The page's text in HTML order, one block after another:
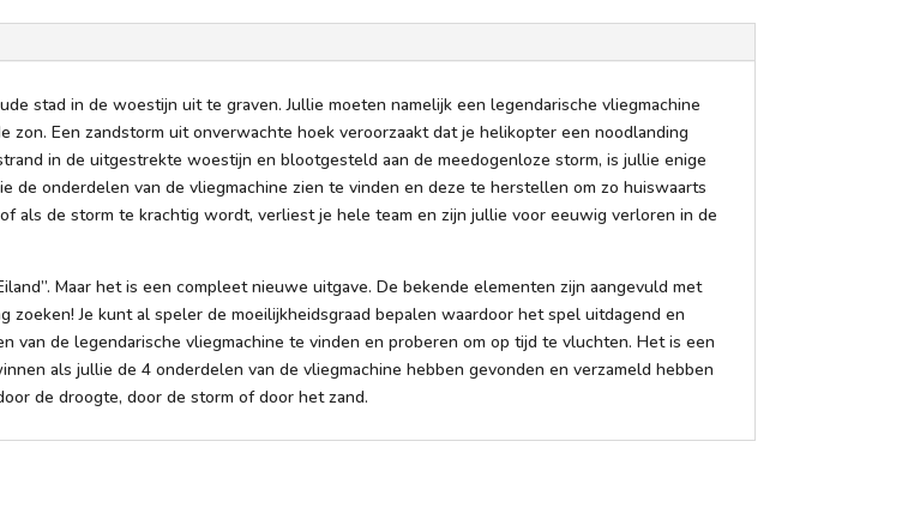
stad in de woestijn uit te graven. Jullie moeten namelijk een legendarische vliegmachine
Een zandstorm uit onverwachte hoek veroorzaakt dat je helikopter een noodlanding
in de uitgestrekte woestijn en blootgesteld aan de meedogenloze storm, is jullie enige
de onderdelen van de vliegmachine zien te vinden en deze te herstellen om zo huiswaarts
als de storm te krachtig wordt, verliest je hele team en zijn jullie voor eeuwig verloren in de
Maar het is een compleet nieuwe uitgave. De bekende elementen zijn aangevuld met
Je kunt al speler de moeilijkheidsgraad bepalen waardoor het spel uitdagend en
van de legendarische vliegmachine te vinden en proberen om op tijd te vluchten. Het is een
als jullie de 4 onderdelen van de vliegmachine hebben gevonden en verzameld hebben
de droogte, door de storm of door het zand.